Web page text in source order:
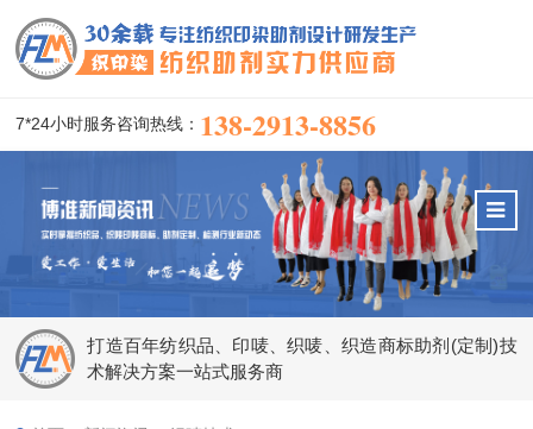
7*24小时服务咨询热线： 138-2913-8856
打造百年纺织品、印唛、织唛、织造商标助剂(定制)技
术解决方案一站式服务商